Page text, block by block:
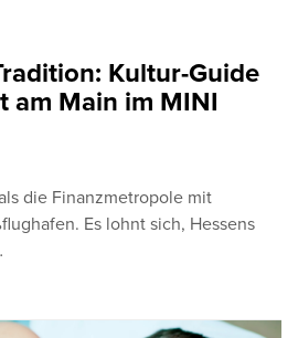
Kultur-Guide
am Main im MINI
die Finanzmetropole mit
Es lohnt sich, Hessens